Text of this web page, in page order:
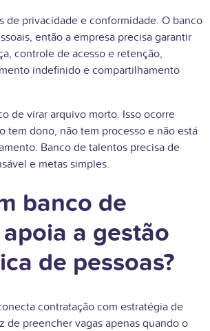
de privacidade e conformidade. O banco
então a empresa precisa garantir
controle de acesso e retenção,
indefinido e compartilhamento
de virar arquivo morto. Isso ocorre
tem dono, não tem processo e não está
Banco de talentos precisa de
e metas simples.
banco de
a gestão
de pessoas?
contratação com estratégia de
de preencher vagas apenas quando o